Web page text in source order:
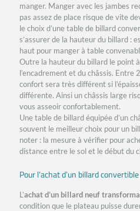
manger. Manger avec les jambes
pas assez de place risque de vite
le choix d’une table de billard
s’assurer de la hauteur du billard :
haut pour manger à table
Outre la hauteur du billard le point
l’encadrement et du châssis. Entre
confort sera très différent si
différente. Ainsi un châssis large
vous asseoir confortablement.
Une table de billard équipée d’un
souvent le meilleur choix pour un
noter : la mesure à vérifier pour
distance entre le sol et le début du
Pour l’achat d’un billard
L’achat d’un billard neuf
condition que le plateau puisse